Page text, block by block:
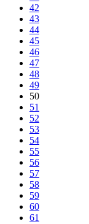
42
43
44
45
46
47
48
49
50
51
52
53
54
55
56
57
58
59
60
61